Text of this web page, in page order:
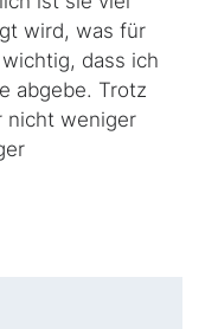
wird, was für
dass ich
abgebe. Trotz
nicht weniger